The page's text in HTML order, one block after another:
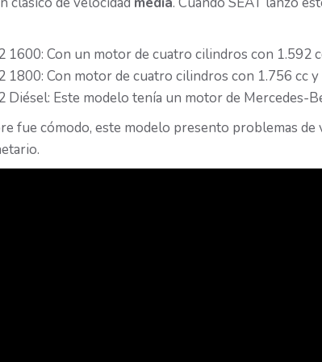
1600: Con un motor de cuatro cilindros con 1.592
1800: Con motor de cuatro cilindros con 1.756 cc y
Diésel: Este modelo tenía un motor de Mercedes-
fue cómodo, este modelo presento problemas de